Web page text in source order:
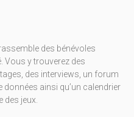
des bénévoles
Vous y trouverez des
des interviews, un forum
ainsi qu’un calendrier
jeux.